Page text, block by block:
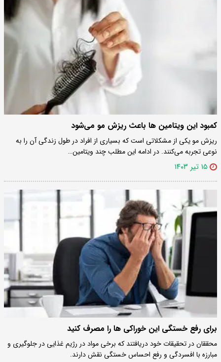
کمبود این ویتامین ها باعث ریزش مو می‌شود
ریزش مو یکی از مشکلاتی است که بسیاری از افراد در طول زندگی آن را به
نوعی تجربه می‌کنند. در ادامه این مطلب چند ویتامین…
۱۵ تیر ۱۴۰۳
برای رفع خستگی این خوراکی ها را مصرف کنید
محققان در تحقیقات خود دریافتند که برخی مواد در رژیم غذایی در جلوگیری و
مبارزه با افسردگی و رفع احساس خستگی نقش دارند.